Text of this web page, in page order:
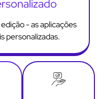
- as aplicações
personalizadas.